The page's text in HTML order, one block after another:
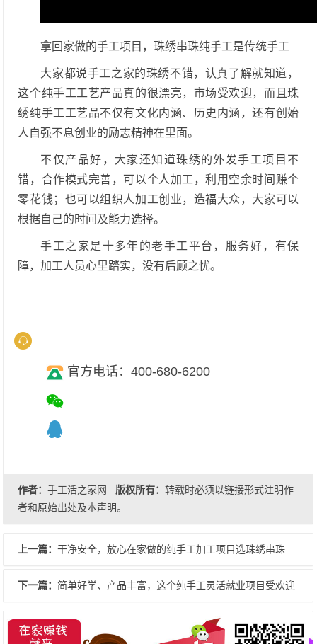
拿回家做的手工项目，珠绣串珠纯手工是传统手工
大家都说手工之家的珠绣不错，认真了解就知道，
这个纯手工工艺产品真的很漂亮，市场受欢迎，而且珠
绣纯手工工艺品不仅有文化内涵、历史内涵，还有创始
人自强不息创业的励志精神在里面。
不仅产品好，大家还知道珠绣的外发手工项目不
错，合作模式完善，可以个人加工，利用空余时间赚个
零花钱；也可以组织人加工创业，造福大众，大家可以
根据自己的时间及能力选择。
手工之家是十多年的老手工平台，服务好，有保
障，加工人员心里踏实，没有后顾之忧。
官方电话：400-680-6200
作者：手工活之家网 版权所有：转载时必须以链接形式注明作
者和原始出处及本声明。
上一篇：干净安全，放心在家做的纯手工加工项目选珠绣串珠
下一篇： 简单好学、产品丰富，这个纯手工灵活就业项目受欢迎